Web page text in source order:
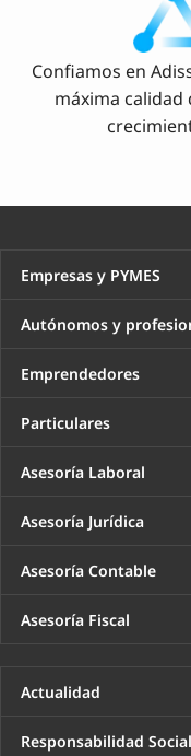
Confiamos en
máxima calidad
Empresas y PYMES
Autónomos y
Emprendedores
Particulares
Asesoría Laboral
Asesoría Jurídica
Asesoría Contable
Asesoría Fiscal
Actualidad
Responsabilidad